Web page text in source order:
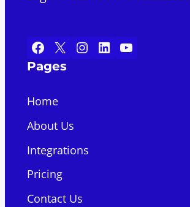
Facebook X Instagram LinkedIn YouTube
Pages
Home
About Us
Integrations
Pricing
Contact Us